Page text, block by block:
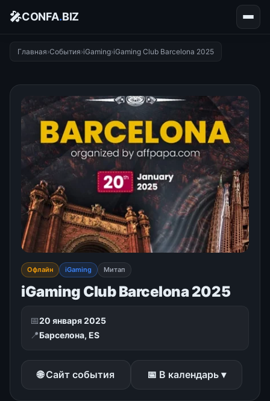
🎤CONFA.BIZ
Главная›События›iGaming›iGaming Club Barcelona 2025
Офлайн iGaming Митап
iGaming Club Barcelona 2025
📅20 января 2025
📍Барселона, ES
🌐 Сайт события 📅 В календарь ▾